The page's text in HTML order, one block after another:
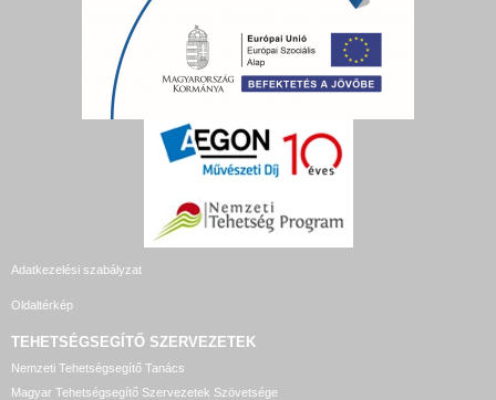
Adatkezelési szabályzat
Oldaltérkép
TEHETSÉGSEGÍTŐ SZERVEZETEK
Nemzeti Tehetségsegítő Tanács
Magyar Tehetségsegítő Szervezetek Szövetsége